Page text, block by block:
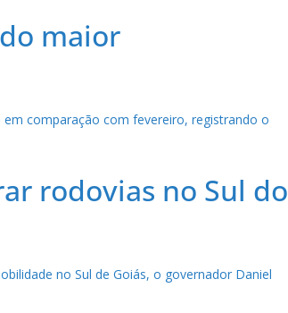
maior
comparação com fevereiro, registrando o
rodovias no Sul do
no Sul de Goiás, o governador Daniel